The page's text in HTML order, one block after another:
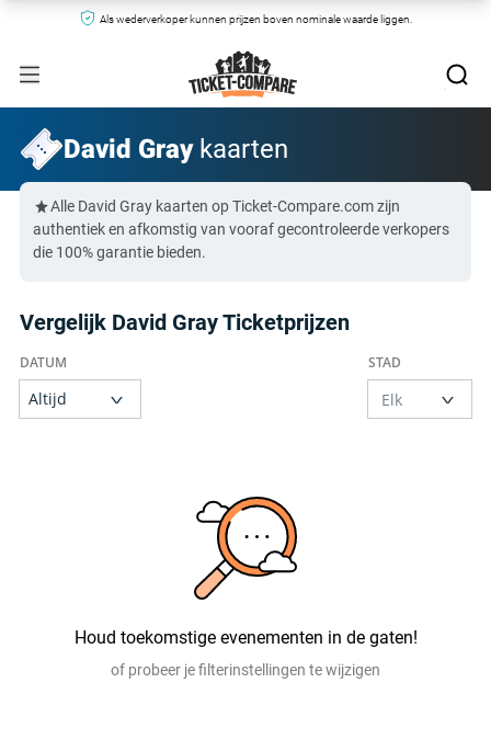
Als wederverkoper kunnen prijzen boven nominale waarde liggen.
David Graykaarten
Alle David Gray kaarten op Ticket-Compare.com zijn
authentiek en afkomstig van vooraf gecontroleerde verkopers
die 100% garantie bieden.
Vergelijk David Gray Ticketprijzen
Houd toekomstige evenementen in de gaten!
of probeer je filterinstellingen te wijzigen